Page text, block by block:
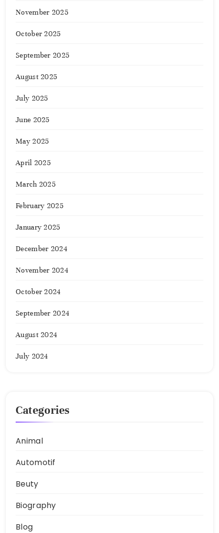
November 2025
October 2025
September 2025
August 2025
July 2025
June 2025
May 2025
April 2025
March 2025
February 2025
January 2025
December 2024
November 2024
October 2024
September 2024
August 2024
July 2024
Categories
Animal
Automotif
Beuty
Biography
Blog